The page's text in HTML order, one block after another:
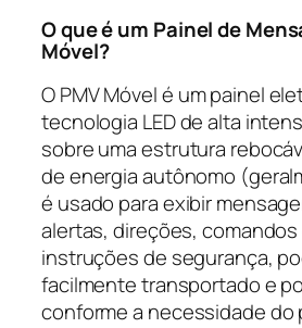
O que é um Painel de
Móvel?
O PMV Móvel é um painel
tecnologia LED de alta
sobre uma estrutura
de energia autônomo
é usado para exibir
alertas, direções,
instruções de segurança,
facilmente transportado e
conforme a necessidade do